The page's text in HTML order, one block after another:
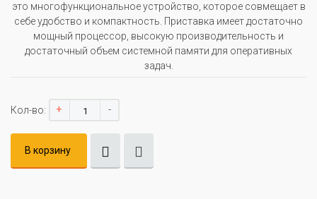
это многофункциональное устройство, которое совмещает в
себе удобство и компактность. Приставка имеет достаточно
мощный процессор, высокую производительность и
достаточный объем системной памяти для оперативных
задач.
Кол-во: + -
В корзину